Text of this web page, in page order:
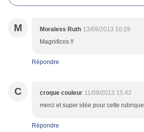
M Moraless Ruth 13/09/2013 10:28
Magnificos !!
Répondre
C croque couleur 11/09/2013 15:42
merci et super idée pour cette rubrique
Répondre